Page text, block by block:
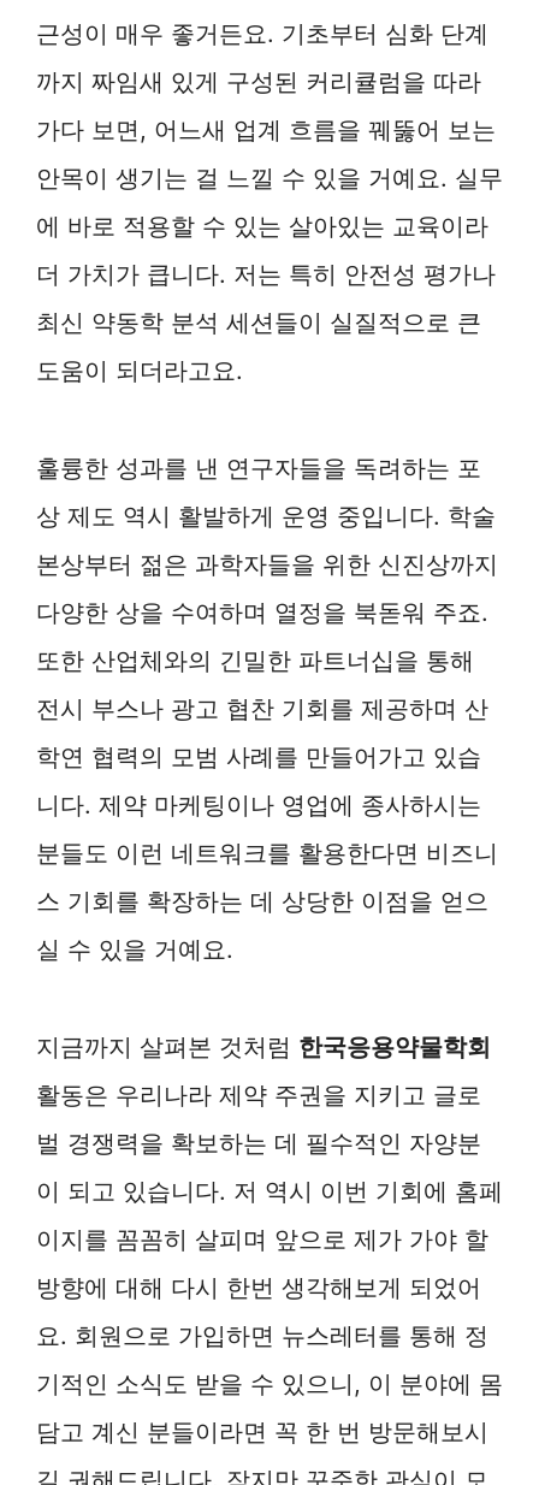
근성이 매우 좋거든요. 기초부터 심화 단계
까지 짜임새 있게 구성된 커리큘럼을 따라
가다 보면, 어느새 업계 흐름을 꿰뚫어 보는
안목이 생기는 걸 느낄 수 있을 거예요. 실무
에 바로 적용할 수 있는 살아있는 교육이라
더 가치가 큽니다. 저는 특히 안전성 평가나
최신 약동학 분석 세션들이 실질적으로 큰
도움이 되더라고요.
훌륭한 성과를 낸 연구자들을 독려하는 포
상 제도 역시 활발하게 운영 중입니다. 학술
본상부터 젊은 과학자들을 위한 신진상까지
다양한 상을 수여하며 열정을 북돋워 주죠.
또한 산업체와의 긴밀한 파트너십을 통해
전시 부스나 광고 협찬 기회를 제공하며 산
학연 협력의 모범 사례를 만들어가고 있습
니다. 제약 마케팅이나 영업에 종사하시는
분들도 이런 네트워크를 활용한다면 비즈니
스 기회를 확장하는 데 상당한 이점을 얻으
실 수 있을 거예요.
지금까지 살펴본 것처럼 한국응용약물학회
활동은 우리나라 제약 주권을 지키고 글로
벌 경쟁력을 확보하는 데 필수적인 자양분
이 되고 있습니다. 저 역시 이번 기회에 홈페
이지를 꼼꼼히 살피며 앞으로 제가 가야 할
방향에 대해 다시 한번 생각해보게 되었어
요. 회원으로 가입하면 뉴스레터를 통해 정
기적인 소식도 받을 수 있으니, 이 분야에 몸
담고 계신 분들이라면 꼭 한 번 방문해보시